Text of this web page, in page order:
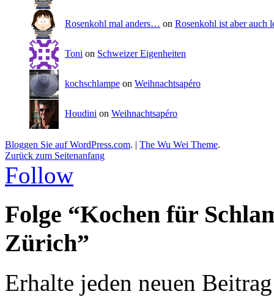
Rosenkohl mal anders… on Rosenkohl ist aber auch
Toni on Schweizer Eigenheiten
kochschlampe on Weihnachtsapéro
Houdini on Weihnachtsapéro
Bloggen Sie auf WordPress.com. | The Wu Wei Theme.
Zurück zum Seitenanfang
Follow
Folge “Kochen für
Zürich”
Erhalte jeden neuen